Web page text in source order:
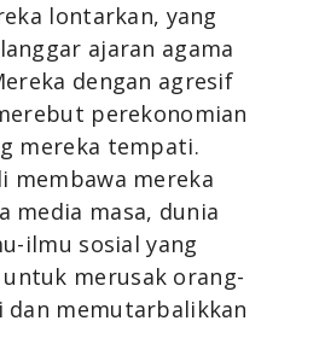
lontarkan, yang
ajaran agama
dengan agresif
perekonomian
mereka tempati.
membawa mereka
media masa, dunia
ilmu sosial yang
merusak orang-
dan memutarbalikkan